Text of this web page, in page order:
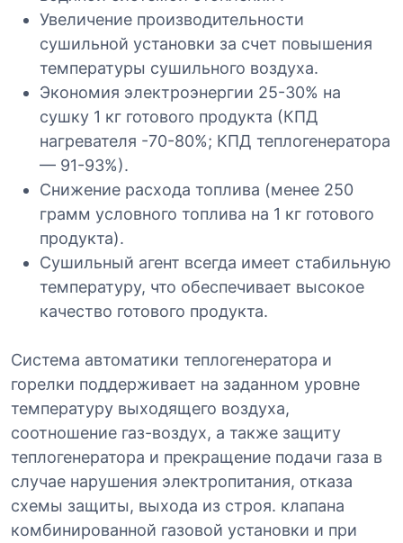
Увеличение производительности
сушильной установки за счет повышения
температуры сушильного воздуха.
Экономия электроэнергии 25-30% на
сушку 1 кг готового продукта (КПД
нагревателя -70-80%; КПД теплогенератора
— 91-93%).
Снижение расхода топлива (менее 250
грамм условного топлива на 1 кг готового
продукта).
Сушильный агент всегда имеет стабильную
температуру, что обеспечивает высокое
качество готового продукта.
Система автоматики теплогенератора и
горелки поддерживает на заданном уровне
температуру выходящего воздуха,
соотношение газ-воздух, а также защиту
теплогенератора и прекращение подачи газа в
случае нарушения электропитания, отказа
схемы защиты, выхода из строя. клапана
комбинированной газовой установки и при